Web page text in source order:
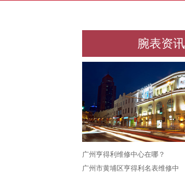
腕表资讯
广州亨得利维修中心在哪？
广州市黄埔区亨得利名表维修中